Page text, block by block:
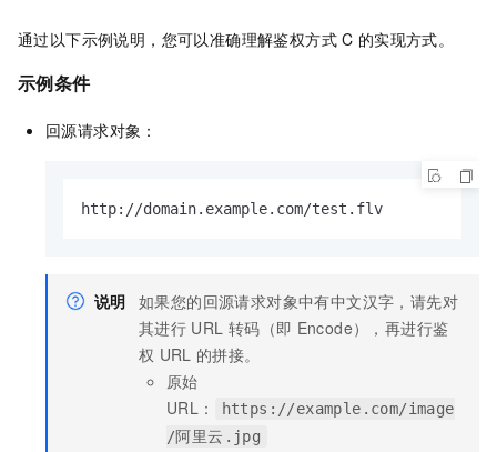
通过以下示例说明，您可以准确理解鉴权方式 C 的实现方式。
示例条件
回源请求对象：
http://domain.example.com/test.flv
说明 如果您的回源请求对象中有中文汉字，请先对
其进行 URL 转码（即 Encode），再进行鉴
权 URL 的拼接。
原始
URL：
https://example.com/image
/阿里云.jpg